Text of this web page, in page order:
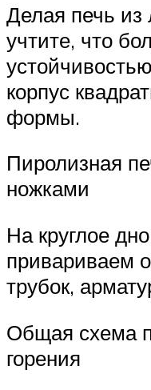
Делая печь из
учтите, что
корпус
формы.
Пиролизная
ножками
На круглое
привариваем
трубок,
Общая схема
горения